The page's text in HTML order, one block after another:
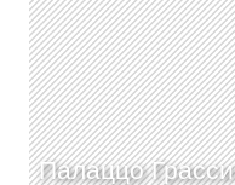
Палаццо Грасси